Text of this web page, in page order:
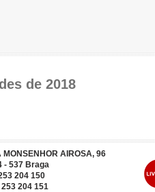
de 2018
MONSENHOR AIROSA, 96
- 537 Braga
204 150
253 204 151